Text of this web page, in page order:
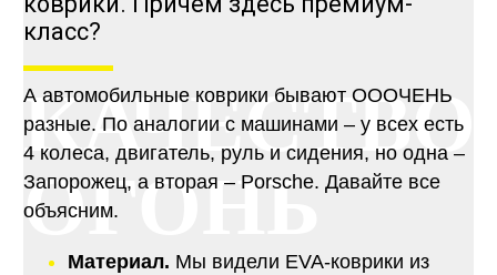
КАЧЕСТВО
ОГОНЬ
класс?
А автомобильные коврики бывают ОООЧЕНЬ
разные. По аналогии с машинами – у всех есть
4 колеса, двигатель, руль и сидения, но одна –
Запорожец, а вторая – Porsche. Давайте все
объясним.
Материал. Мы видели EVA-коврики из